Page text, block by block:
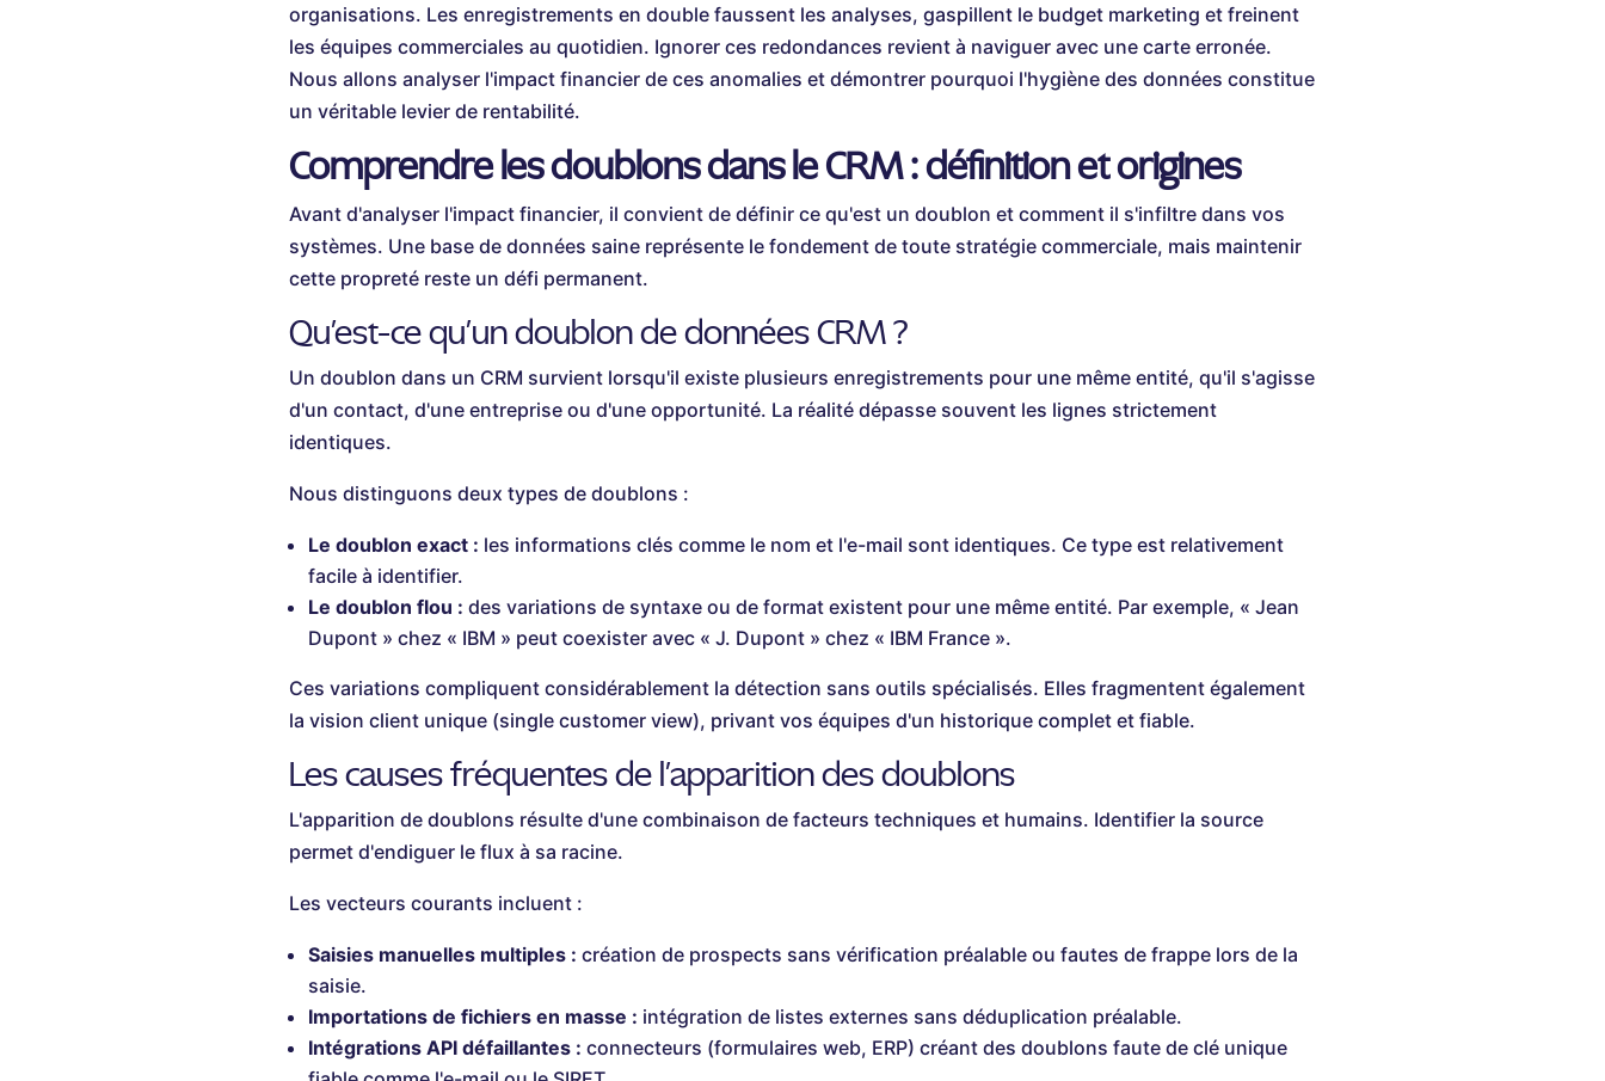
organisations. Les enregistrements en double faussent les analyses, gaspillent le budget marketing et freinent
les équipes commerciales au quotidien. Ignorer ces redondances revient à naviguer avec une carte erronée.
Nous allons analyser l'impact financier de ces anomalies et démontrer pourquoi l'hygiène des données constitue
un véritable levier de rentabilité.
Comprendre les doublons dans le CRM : définition et origines
Avant d'analyser l'impact financier, il convient de définir ce qu'est un doublon et comment il s'infiltre dans vos
systèmes. Une base de données saine représente le fondement de toute stratégie commerciale, mais maintenir
cette propreté reste un défi permanent.
Qu'est-ce qu'un doublon de données CRM ?
Un doublon dans un CRM survient lorsqu'il existe plusieurs enregistrements pour une même entité, qu'il s'agisse
d'un contact, d'une entreprise ou d'une opportunité. La réalité dépasse souvent les lignes strictement
identiques.
Nous distinguons deux types de doublons :
Le doublon exact : les informations clés comme le nom et l'e-mail sont identiques. Ce type est relativement
facile à identifier.
Le doublon flou : des variations de syntaxe ou de format existent pour une même entité. Par exemple, « Jean
Dupont » chez « IBM » peut coexister avec « J. Dupont » chez « IBM France ».
Ces variations compliquent considérablement la détection sans outils spécialisés. Elles fragmentent également
la vision client unique (single customer view), privant vos équipes d'un historique complet et fiable.
Les causes fréquentes de l'apparition des doublons
L'apparition de doublons résulte d'une combinaison de facteurs techniques et humains. Identifier la source
permet d'endiguer le flux à sa racine.
Les vecteurs courants incluent :
Saisies manuelles multiples : création de prospects sans vérification préalable ou fautes de frappe lors de la
saisie.
Importations de fichiers en masse : intégration de listes externes sans déduplication préalable.
Intégrations API défaillantes : connecteurs (formulaires web, ERP) créant des doublons faute de clé unique